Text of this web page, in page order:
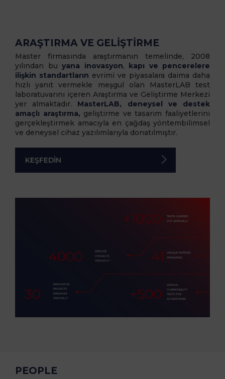
ARAŞTIRMA VE GELİŞTİRME
Master firmasında araştırmanın temelinde, 2008
yılından bu yana inovasyon, kapı ve pencerelere
ilişkin standartların evrimi ve piyasalara daima daha
hızlı yanıt vermekle meşgul olan MasterLAB test
laboratuvarını içeren Araştırma ve Geliştirme Merkezi
yer almaktadır. MasterLAB, deneysel ve destek
amaçlı araştırma, geliştirme ve tasarım faaliyetlerini
gerçekleştirmek amacıyla en çağdaş yöntembilimsel
ve deneysel cihaz yazılımlarıyla donatılmıştır.
KEŞFEDİN
+1000
4000 41
30 +500
PEOPLE